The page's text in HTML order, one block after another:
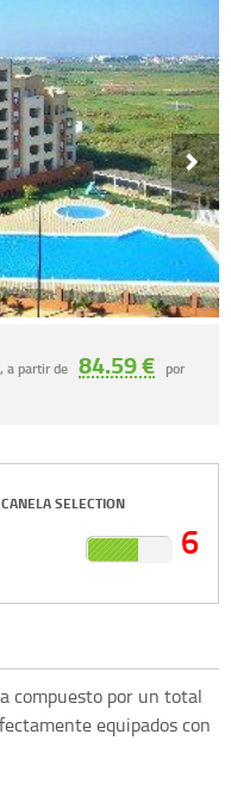
a partir de 84.59 € por
SELECTION
6
compuesto por un total
equipados con